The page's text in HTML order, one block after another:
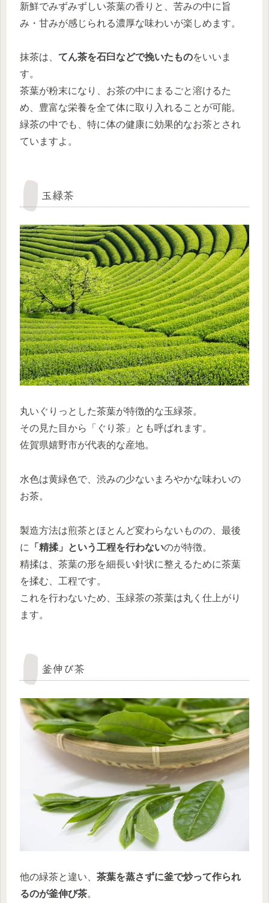
新鮮でみずみずしい茶葉の香りと、苦みの中に旨
み・甘みが感じられる濃厚な味わいが楽しめます。
抹茶は、 てん茶を石臼などで挽いたものをいいま
す。
茶葉が粉末になり、お茶の中にまるごと溶けるた
め、豊富な栄養を全て体に取り入れることが可能。
緑茶の中でも、特に体の健康に効果的なお茶とされ
ていますよ。
玉緑茶
丸いぐりっとした茶葉が特徴的な玉緑茶。
その見た目から「ぐり茶」とも呼ばれます。
佐賀県嬉野市が代表的な産地。
水色は黄緑色で、渋みの少ないまろやかな味わいの
お茶。
製造方法は煎茶とほとんど変わらないものの、最後
に
「精揉」という工程を行わないのが特徴。
精揉は、茶葉の形を細長い針状に整えるために茶葉
を揉む、工程です。
これを行わないため、玉緑茶の茶葉は丸く仕上がり
ます。
釜伸び茶
他の緑茶と違い、 茶葉を蒸さずに釜で炒って作られ
るのが釜伸び茶。